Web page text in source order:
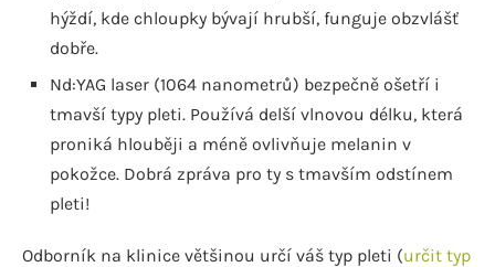
hýždí, kde chloupky bývají hrubší, funguje obzvlášť
dobře.
Nd:YAG laser (1064 nanometrů) bezpečně ošetří i
tmavší typy pleti. Používá delší vlnovou délku, která
proniká hlouběji a méně ovlivňuje melanin v
pokožce. Dobrá zpráva pro ty s tmavším odstínem
pleti!
Odborník na klinice většinou určí váš typ pleti (určit typ